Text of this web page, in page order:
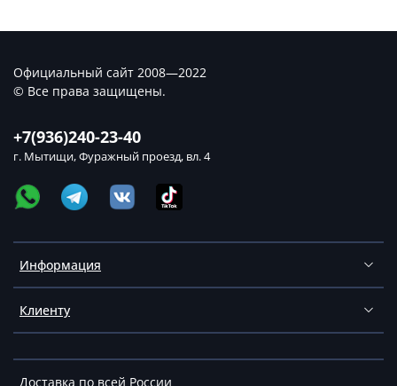
Информация
Клиенту
Доставка по всей России
+7(936)240-23-40
г. Мытищи, Фуражный проезд, вл. 4
Официальный сайт 2008—2022
© Все права защищены.